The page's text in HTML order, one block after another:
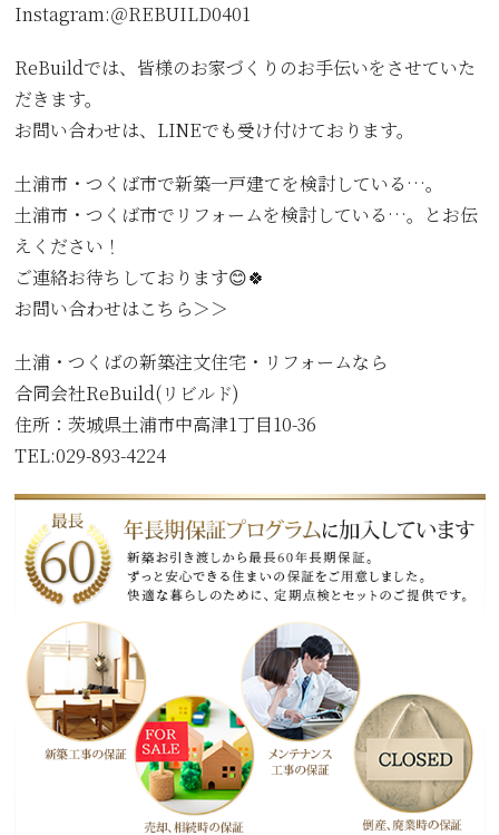
Instagram:＠REBUILD0401
ReBuildでは、皆様のお家づくりのお手伝いをさせていた
だきます。
お問い合わせは、LINEでも受け付けております。
土浦市・つくば市で新築一戸建てを検討している…。
土浦市・つくば市でリフォームを検討している…。とお伝
えください！
ご連絡お待ちしております😊🍀
お問い合わせはこちら＞＞
土浦・つくばの新築注文住宅・リフォームなら
合同会社ReBuild(リビルド)
住所：茨城県土浦市中高津1丁目10-36
TEL:029-893-4224